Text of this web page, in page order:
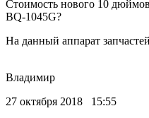
Стоимость нового 10
BQ-1045G?
На данный аппарат
Владимир
27 октября 2018 15:55